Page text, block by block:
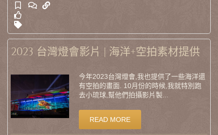
2023 台灣燈會影片 | 海洋+空拍素材提供
今年2023台灣燈會,我也提供了一些海洋還
有空拍的畫面. 10月份的時候,我就特別跑
去小琉球,幫他們拍攝影片製...
READ MORE